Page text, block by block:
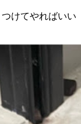
けてやればいい